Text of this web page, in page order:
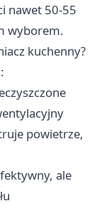
nawet 50-55
wyborem.
kuchenny?
powietrze,
ale